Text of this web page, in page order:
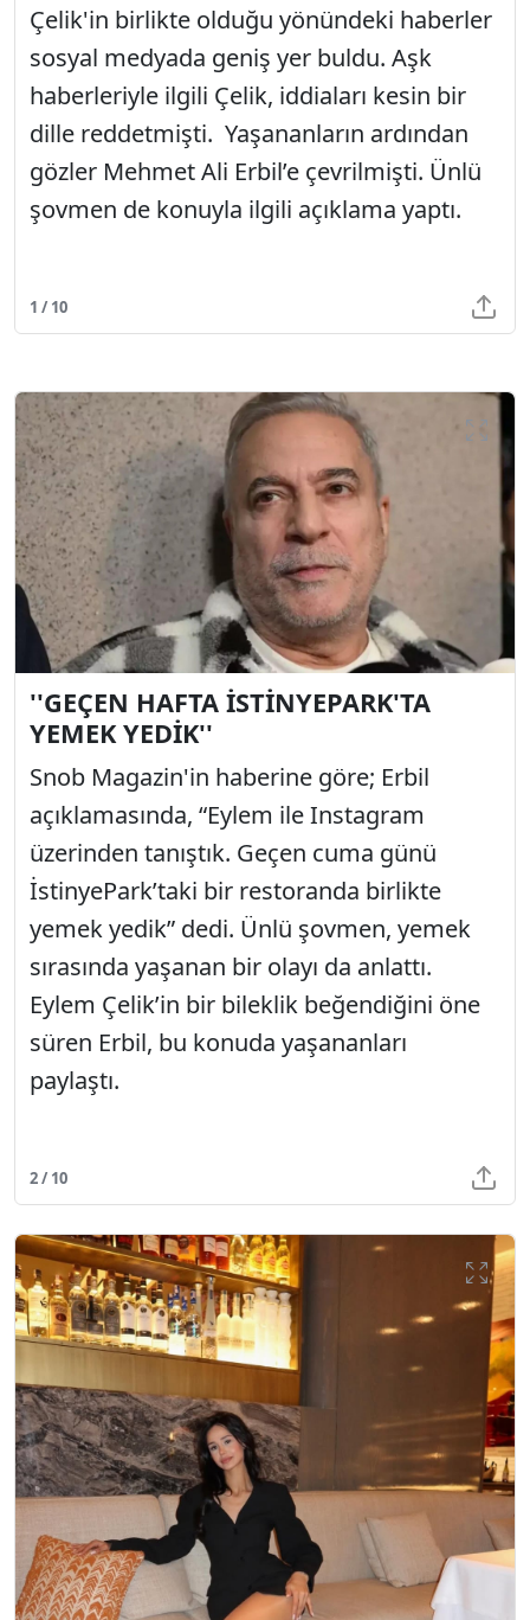
Çelik'in birlikte olduğu yönündeki haberler
sosyal medyada geniş yer buldu. Aşk
haberleriyle ilgili Çelik, iddiaları kesin bir
dille reddetmişti. Yaşananların ardından
gözler Mehmet Ali Erbil’e çevrilmişti. Ünlü
şovmen de konuyla ilgili açıklama yaptı.
1 / 10
''GEÇEN HAFTA İSTİNYEPARK'TA
YEMEK YEDİK''
Snob Magazin'in haberine göre; Erbil
açıklamasında, “Eylem ile Instagram
üzerinden tanıştık. Geçen cuma günü
İstinyePark’taki bir restoranda birlikte
yemek yedik” dedi. Ünlü şovmen, yemek
sırasında yaşanan bir olayı da anlattı.
Eylem Çelik’in bir bileklik beğendiğini öne
süren Erbil, bu konuda yaşananları
paylaştı.
2 / 10